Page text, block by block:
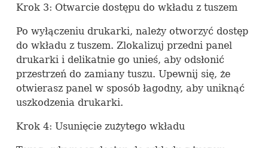
Krok 3: Otwarcie dostępu do wkładu z tuszem
Po wyłączeniu drukarki, należy otworzyć dostęp
do wkładu z tuszem. Zlokalizuj przedni panel
drukarki i delikatnie go unieś, aby odsłonić
przestrzeń do zamiany tuszu. Upewnij się, że
otwierasz panel w sposób łagodny, aby uniknąć
uszkodzenia drukarki.
Krok 4: Usunięcie zużytego wkładu